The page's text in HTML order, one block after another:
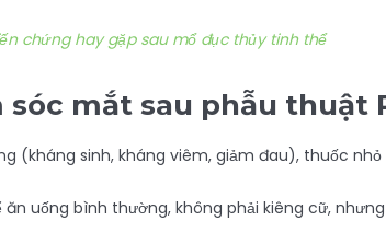
chứng hay gặp sau mổ đục thủy tinh thể
sóc mắt sau phẫu thuật
(kháng sinh, kháng viêm, giảm đau), thuốc
ăn uống bình thường, không phải kiêng cữ,